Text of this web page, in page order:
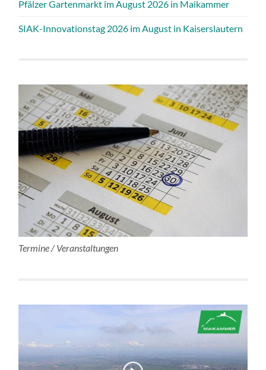
Pfälzer Gartenmarkt im August 2026 in Maikammer
SIAK-Innovationstag 2026 im August in Kaiserslautern
Termine / Veranstaltungen